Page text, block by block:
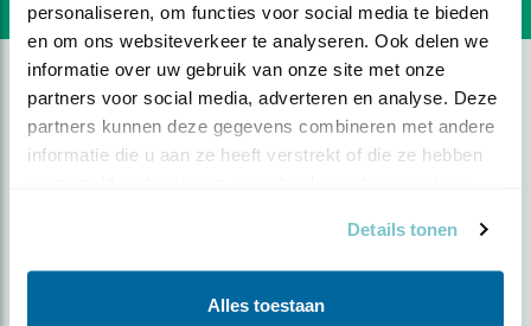
personaliseren, om functies voor social media te bieden
en om ons websiteverkeer te analyseren. Ook delen we
informatie over uw gebruik van onze site met onze
partners voor social media, adverteren en analyse. Deze
partners kunnen deze gegevens combineren met andere
informatie die u aan ze heeft verstrekt of die ze hebben
Details tonen
Alles toestaan
Volgende foto Vorige foto
ETENSTIJD!
Een mooi moment en een prachtige
achtergrond.
Foto genomen in: Zwolle